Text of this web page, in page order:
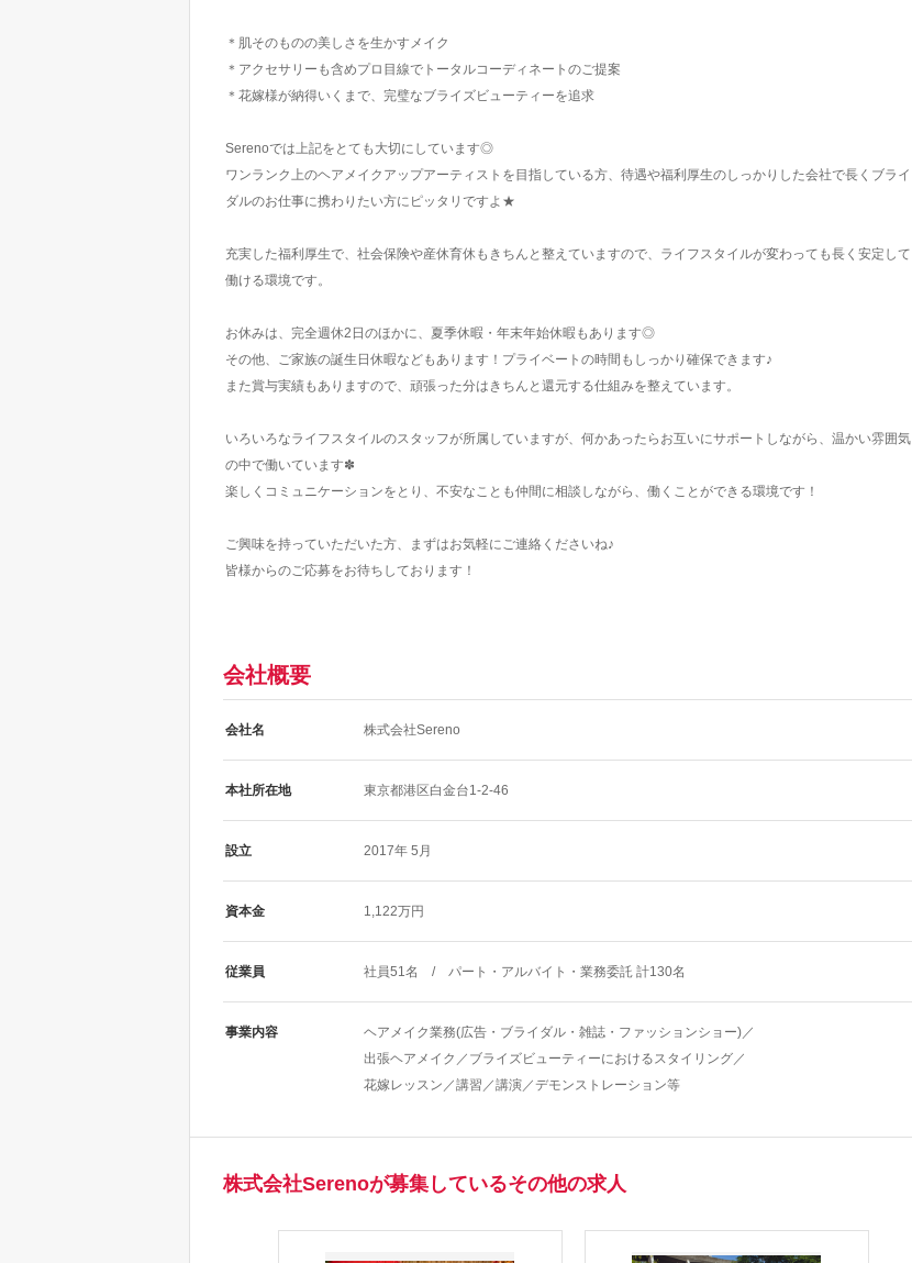
＊肌そのものの美しさを生かすメイク
＊アクセサリーも含めプロ目線でトータルコーディネートのご提案
＊花嫁様が納得いくまで、完璧なブライズビューティーを追求
Serenoでは上記をとても大切にしています◎
ワンランク上のヘアメイクアップアーティストを目指している方、待遇や福利厚生のしっかりした会社で長くブライ
ダルのお仕事に携わりたい方にピッタリですよ★
充実した福利厚生で、社会保険や産休育休もきちんと整えていますので、ライフスタイルが変わっても長く安定して
働ける環境です。
お休みは、完全週休2日のほかに、夏季休暇・年末年始休暇もあります◎
その他、ご家族の誕生日休暇などもあります！プライベートの時間もしっかり確保できます♪
また賞与実績もありますので、頑張った分はきちんと還元する仕組みを整えています。
いろいろなライフスタイルのスタッフが所属していますが、何かあったらお互いにサポートしながら、温かい雰囲気
の中で働いています✽
楽しくコミュニケーションをとり、不安なことも仲間に相談しながら、働くことができる環境です！
ご興味を持っていただいた方、まずはお気軽にご連絡くださいね♪
皆様からのご応募をお待ちしております！
会社概要
会社名 株式会社Sereno
本社所在地 東京都港区白金台1-2-46
設立 2017年 5月
資本金 1,122万円
従業員 社員51名 / パート・アルバイト・業務委託 計130名
事業内容
ヘアメイク業務(広告・ブライダル・雑誌・ファッションショー)／
出張ヘアメイク／ブライズビューティーにおけるスタイリング／
花嫁レッスン／講習／講演／デモンストレーション等
株式会社Serenoが募集しているその他の求人